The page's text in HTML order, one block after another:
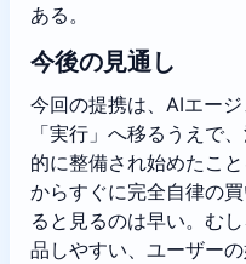
ある。
今後の見通し
今回の提携は、AIエー
「実行」へ移るうえで
的に整備され始めたこ
からすぐに完全自律の
ると見るのは早い。む
品しやすい、ユーザー